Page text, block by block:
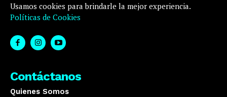
Usamos cookies para brindarle la mejor experiencia.
Políticas de Cookies
Contáctanos
Quienes Somos